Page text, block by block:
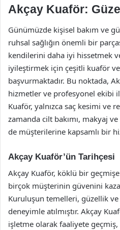
Akçay Kuaför:
Günümüzde kişisel bakım ve
ruhsal sağlığın önemli bir
kendilerini daha iyi hissetmek
iyileştirmek için çeşitli kuaför
başvurmaktadır. Bu noktada,
hizmetler ve profesyonel ekibi
Kuaför, yalnızca saç kesimi ve
zamanda cilt bakımı, makyaj
de müşterilerine kapsamlı bir
Akçay Kuaför’ün Tarihçesi
Akçay Kuaför, köklü bir
birçok müşterinin güvenini
Kuruluşun temelleri, güzellik
deneyimle atılmıştır. Akçay
işletme olarak faaliyete